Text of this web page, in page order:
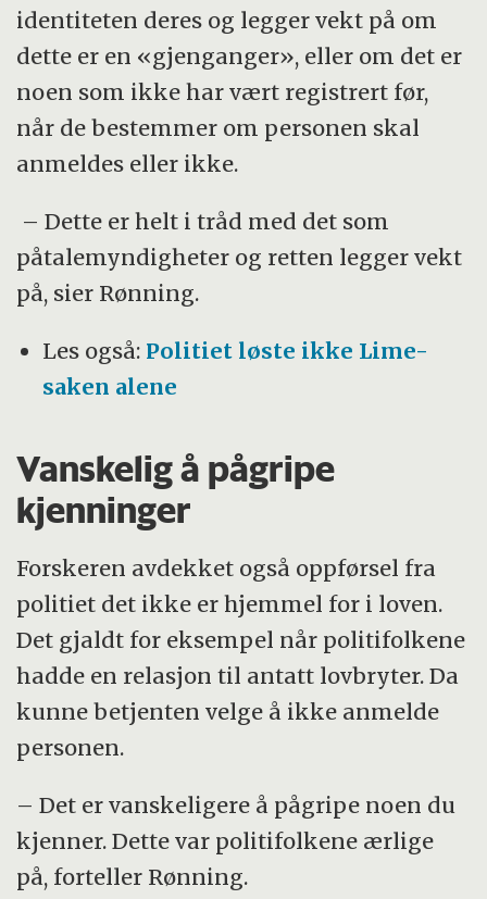
identiteten deres og legger vekt på om
dette er en «gjenganger», eller om det er
noen som ikke har vært registrert før,
når de bestemmer om personen skal
anmeldes eller ikke.
– Dette er helt i tråd med det som
påtalemyndigheter og retten legger vekt
på, sier Rønning.
Les også: Politiet løste ikke Lime-
saken alene
Vanskelig å pågripe
kjenninger
Forskeren avdekket også oppførsel fra
politiet det ikke er hjemmel for i loven.
Det gjaldt for eksempel når politifolkene
hadde en relasjon til antatt lovbryter. Da
kunne betjenten velge å ikke anmelde
personen.
– Det er vanskeligere å pågripe noen du
kjenner. Dette var politifolkene ærlige
på, forteller Rønning.